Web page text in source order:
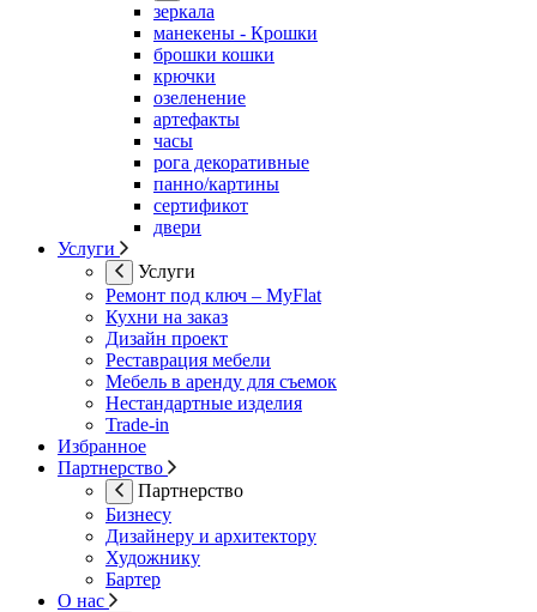
зеркала
манекены - Крошки
брошки кошки
крючки
озеленение
артефакты
часы
рога декоративные
панно/картины
сертификот
двери
Услуги
Услуги
Ремонт под ключ – MyFlat
Кухни на заказ
Дизайн проект
Реставрация мебели
Мебель в аренду для съемок
Нестандартные изделия
Trade-in
Избранное
Партнерство
Партнерство
Бизнесу
Дизайнеру и архитектору
Художнику
Бартер
О нас